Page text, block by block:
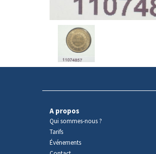
Avers
produit
A propos
Qui sommes-nous ?
Tarifs
Événements